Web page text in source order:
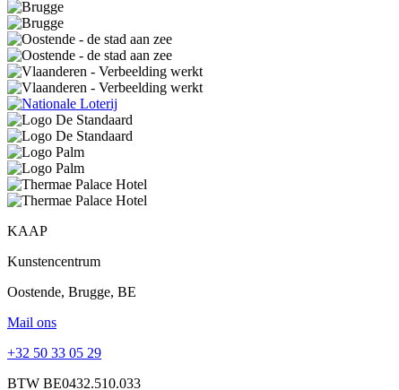
KAAP
Kunstencentrum
Oostende, Brugge, BE
Mail ons
+32 50 33 05 29
BTW BE0432.510.033